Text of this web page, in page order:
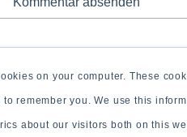
on your computer. These
remember you. We use this
about our visitors both on this